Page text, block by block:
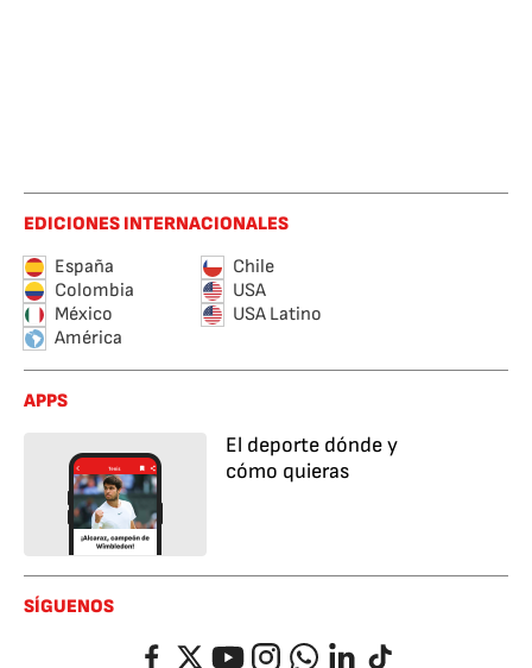
EDICIONES INTERNACIONALES
España
Chile
Colombia
USA
México
USA Latino
América
APPS
El deporte dónde y
cómo quieras
SÍGUENOS
FacebookTwitterYouTubeInstagramWhatsappLinkedIn
TikTok